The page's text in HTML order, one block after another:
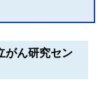
がん研究セン